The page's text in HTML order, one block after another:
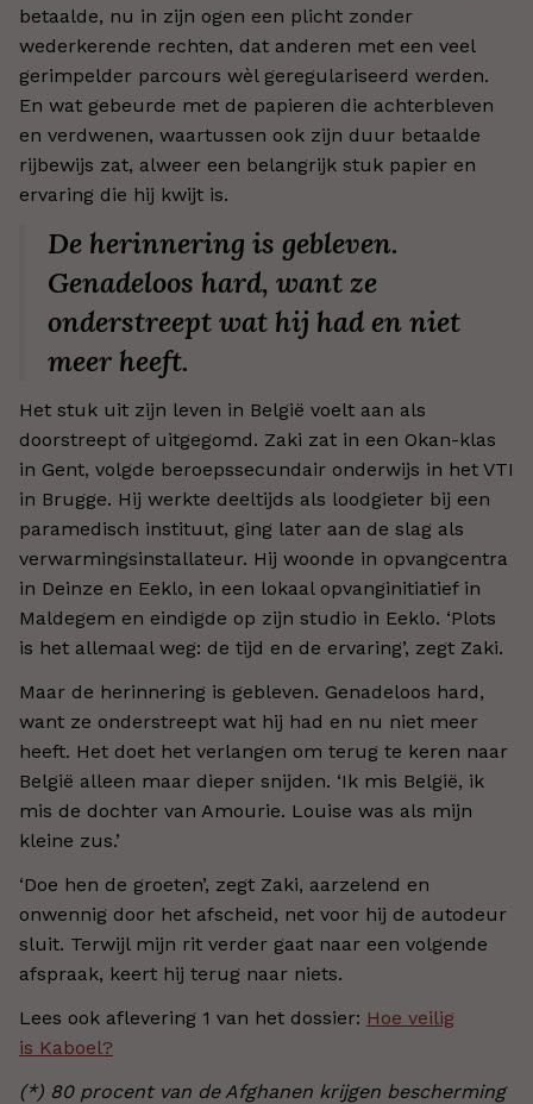
betaalde, nu in zijn ogen een plicht zonder
wederkerende rechten, dat anderen met een veel
gerimpelder parcours wèl geregulariseerd werden.
En wat gebeurde met de papieren die achterbleven
en verdwenen, waartussen ook zijn duur betaalde
rijbewijs zat, alweer een belangrijk stuk papier en
ervaring die hij kwijt is.
De herinnering is gebleven.
Genadeloos hard, want ze
onderstreept wat hij had en niet
meer heeft.
Het stuk uit zijn leven in België voelt aan als
doorstreept of uitgegomd. Zaki zat in een Okan-klas
in Gent, volgde beroepssecundair onderwijs in het VTI
in Brugge. Hij werkte deeltijds als loodgieter bij een
paramedisch instituut, ging later aan de slag als
verwarmingsinstallateur. Hij woonde in opvangcentra
in Deinze en Eeklo, in een lokaal opvanginitiatief in
Maldegem en eindigde op zijn studio in Eeklo. ‘Plots
is het allemaal weg: de tijd en de ervaring’, zegt Zaki.
Maar de herinnering is gebleven. Genadeloos hard,
want ze onderstreept wat hij had en nu niet meer
heeft. Het doet het verlangen om terug te keren naar
België alleen maar dieper snijden. ‘Ik mis België, ik
mis de dochter van Amourie. Louise was als mijn
kleine zus.’
‘Doe hen de groeten’, zegt Zaki, aarzelend en
onwennig door het afscheid, net voor hij de autodeur
sluit. Terwijl mijn rit verder gaat naar een volgende
afspraak, keert hij terug naar niets.
Lees ook aflevering 1 van het dossier: Hoe veilig
is Kaboel?
(*) 80 procent van de Afghanen krijgen bescherming